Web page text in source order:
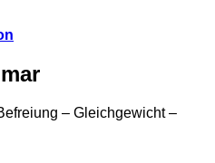
– Gleichgewicht –